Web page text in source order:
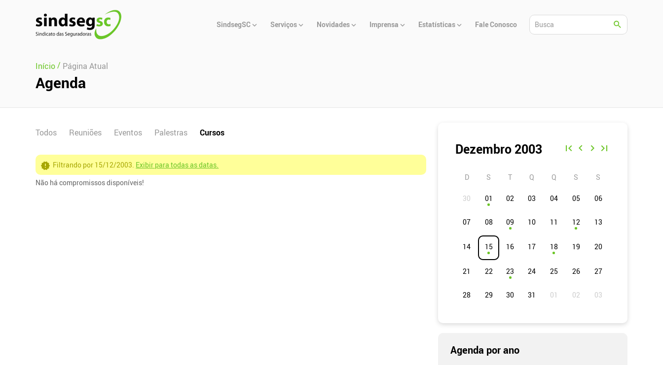
Principal
SindsegSC Serviços Novidades Imprensa Estatísticas Fale Conosco
Início/ Página Atual
Agenda
Dezembro 2003
D S T Q Q S S
01 02 03 04 05 06
07 08 09 10 11 12 13
14 15 16 17 18 19 20
21 22 23 24 25 26 27
28 29 30 31
Agenda por ano
Todos Reuniões Eventos Palestras Cursos
Filtrando por 15/12/2003. Exibir para todas as datas.
Não há compromissos disponíveis!